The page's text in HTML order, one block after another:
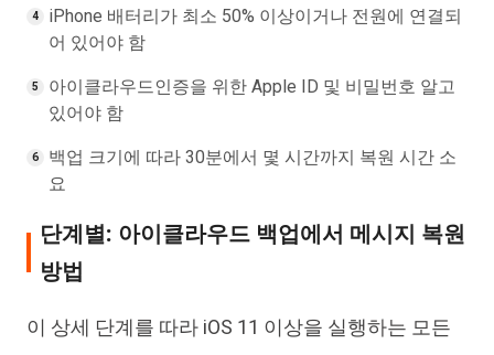
iPhone 배터리가 최소 50% 이상이거나 전원에 연결되
어 있어야 함
아이클라우드인증을 위한 Apple ID 및 비밀번호 알고
있어야 함
백업 크기에 따라 30분에서 몇 시간까지 복원 시간 소
요
단계별: 아이클라우드 백업에서 메시지 복원
방법
이 상세 단계를 따라 iOS 11 이상을 실행하는 모든